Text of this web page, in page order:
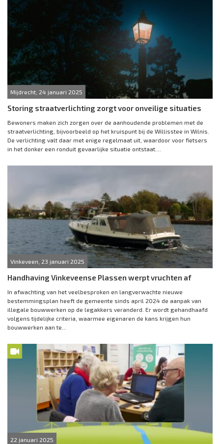
Mijdrecht, 24 januari 2025
Storing straatverlichting zorgt voor onveilige situaties
Bewoners maken zich zorgen over de aanhoudende problemen met de
straatverlichting, bijvoorbeeld op het kruispunt bij de Willisstee in Wilnis.
De verlichting valt daar met enige regelmaat uit, waardoor voor fietsers
in het donker een ronduit gevaarlijke situatie ontstaat....
Vinkeveen, 23 januari 2025
Handhaving Vinkeveense Plassen werpt vruchten af
In afwachting van het veelbesproken en langverwachte nieuwe
bestemmingsplan heeft de gemeente sinds april 2024 de aanpak van
illegale bouwwerken op de legakkers veranderd. Er wordt gehandhaafd
volgens tijdelijke criteria, waarmee eigenaren de kans krijgen hun
bouwwerken aan te...
22 januari 2025